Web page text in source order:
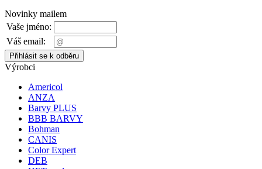
Novinky mailem
Vaše jméno:
Váš email:
Výrobci
Americol
ANZA
Barvy PLUS
BBB BARVY
Bohman
CANIS
Color Expert
DEB